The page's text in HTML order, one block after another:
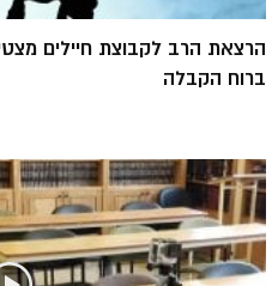
הרצאת הרב לקבוצת חיילים
ברוח הקבלה